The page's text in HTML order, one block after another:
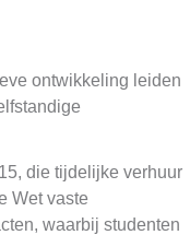
ontwikkeling leiden
die tijdelijke verhuur
Wet vaste
waarbij studenten